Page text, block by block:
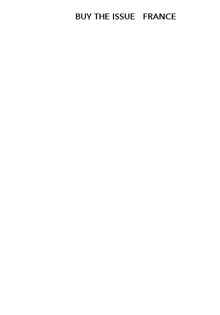
BUY THE ISSUE FRANCE